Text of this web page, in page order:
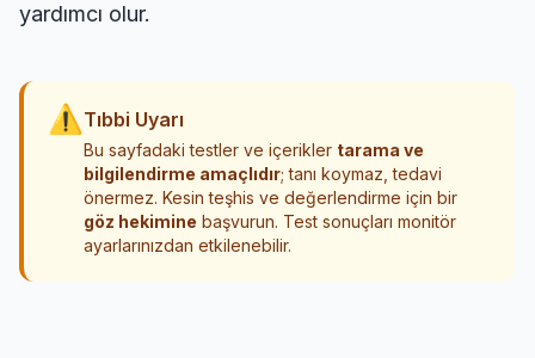
yardımcı olur.
⚠ Tıbbi Uyarı
Bu sayfadaki testler ve içerikler tarama ve
bilgilendirme amaçlıdır; tanı koymaz, tedavi
önermez. Kesin teşhis ve değerlendirme için bir
göz hekimine başvurun. Test sonuçları monitör
ayarlarınızdan etkilenebilir.